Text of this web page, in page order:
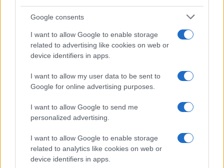
Google consents
I want to allow Google to enable storage
related to advertising like cookies on web or
device identifiers in apps.
I want to allow my user data to be sent to
Google for online advertising purposes.
I want to allow Google to send me
personalized advertising.
I want to allow Google to enable storage
related to analytics like cookies on web or
device identifiers in apps.
Cash management personale con il sistema a bucket: guida
Niccolò Conforti · 7 Ago 2026